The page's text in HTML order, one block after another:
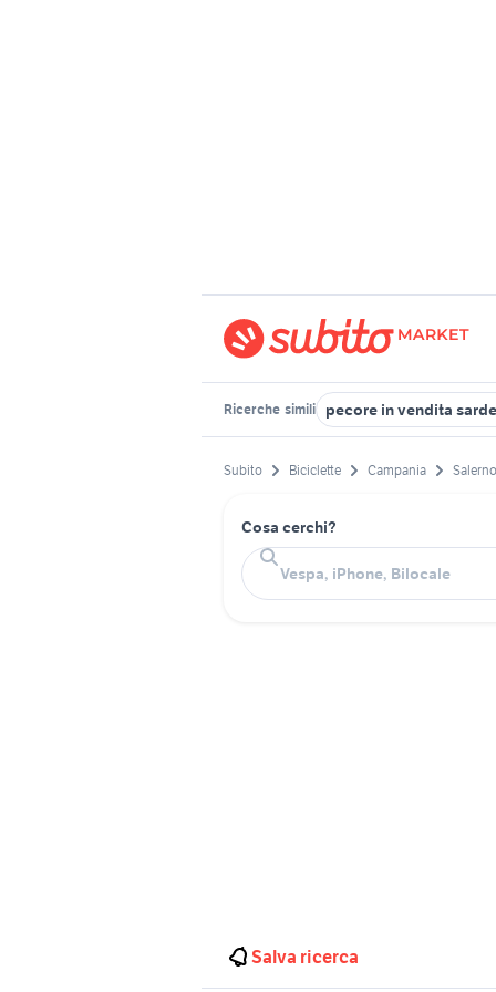
Ricerche simili pecore in vendita
Subito Biciclette Campania
Cosa cerchi?
Salva ricerca